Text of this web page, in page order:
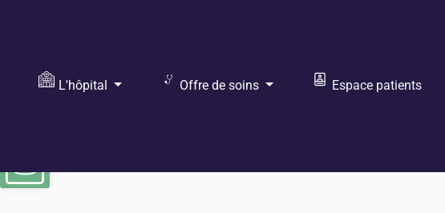
L'hôpital Offre de soins Espace patients
Vous recherchez :
Ouvrir la barre d’outils